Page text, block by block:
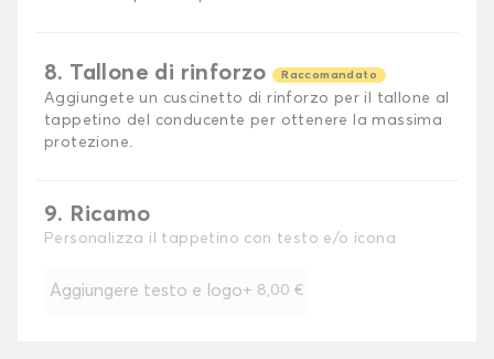
8. Tallone di rinforzo Raccomandato
Aggiungete un cuscinetto di rinforzo per il tallone al
tappetino del conducente per ottenere la massima
protezione.
9. Ricamo
Personalizza il tappetino con testo e/o icona
Aggiungere testo e logo+ 8,00 €